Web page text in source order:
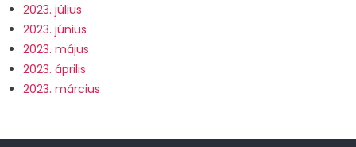
2023. július
2023. június
2023. május
2023. április
2023. március